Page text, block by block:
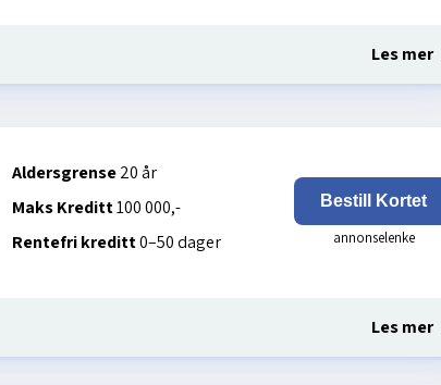
Les mer
Aldersgrense20 år
Maks Kreditt100 000,-
Rentefri kreditt0–50 dager
Bestill Kortet
Les mer